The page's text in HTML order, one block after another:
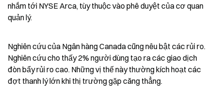
nhắm tới NYSE Arca, tùy thuộc vào phê duyệt của cơ quan
quản lý.
Nghiên cứu của Ngân hàng Canada cũng nêu bật các rủi ro.
Nghiên cứu cho thấy 2% người dùng tạo ra các giao dịch
đòn bẩy rủi ro cao. Những vị thế này thường kích hoạt các
đợt thanh lý lớn khi thị trường gặp căng thẳng.